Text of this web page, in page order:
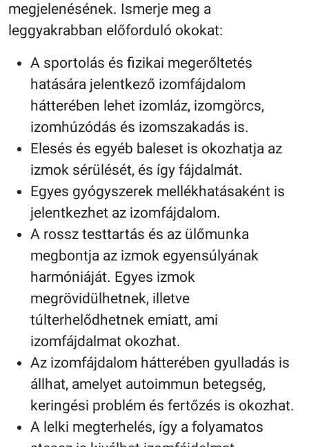
megjelenésének. Ismerje meg a
leggyakrabban előforduló okokat:
A sportolás és fizikai megerőltetés
hatására jelentkező izomfájdalom
hátterében lehet izomláz, izomgörcs,
izomhúzódás és izomszakadás is.
Elesés és egyéb baleset is okozhatja az
izmok sérülését, és így fájdalmát.
Egyes gyógyszerek mellékhatásaként is
jelentkezhet az izomfájdalom.
A rossz testtartás és az ülőmunka
megbontja az izmok egyensúlyának
harmóniáját. Egyes izmok
megrövidülhetnek, illetve
túlterhelődhetnek emiatt, ami
izomfájdalmat okozhat.
Az izomfájdalom hátterében gyulladás is
állhat, amelyet autoimmun betegség,
keringési problém és fertőzés is okozhat.
A lelki megterhelés, így a folyamatos